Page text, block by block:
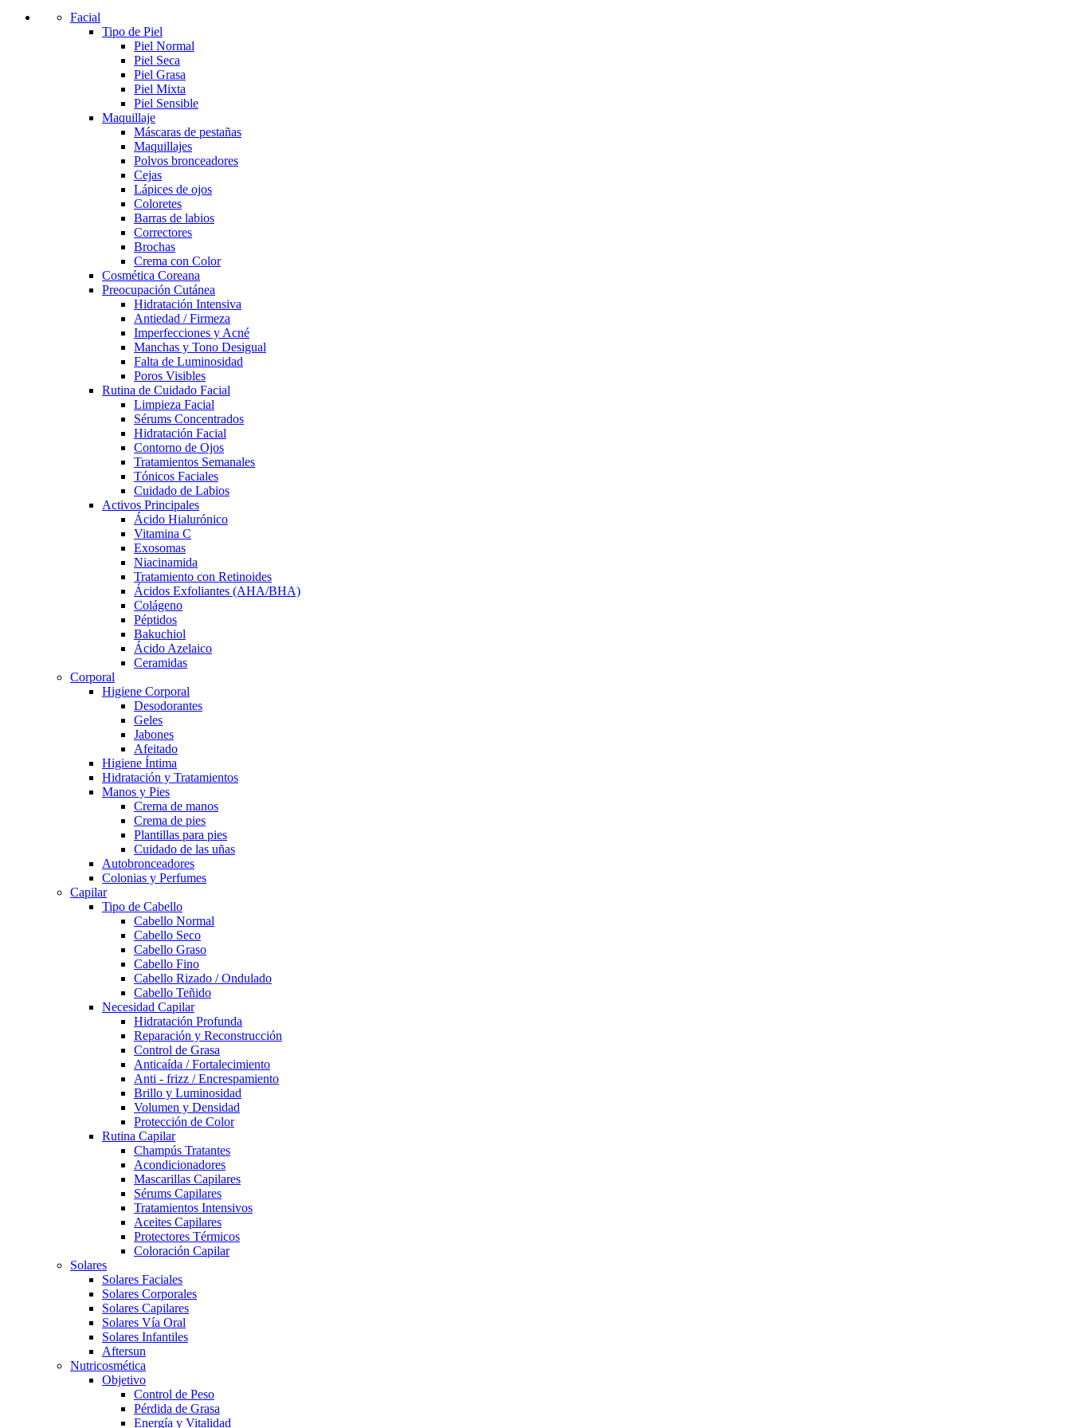
Facial
Tipo de Piel
Piel Normal
Piel Seca
Piel Grasa
Piel Mixta
Piel Sensible
Maquillaje
Máscaras de pestañas
Maquillajes
Polvos bronceadores
Cejas
Lápices de ojos
Coloretes
Barras de labios
Correctores
Brochas
Crema con Color
Cosmética Coreana
Preocupación Cutánea
Hidratación Intensiva
Antiedad / Firmeza
Imperfecciones y Acné
Manchas y Tono Desigual
Falta de Luminosidad
Poros Visibles
Rutina de Cuidado Facial
Limpieza Facial
Sérums Concentrados
Hidratación Facial
Contorno de Ojos
Tratamientos Semanales
Tónicos Faciales
Cuidado de Labios
Activos Principales
Ácido Hialurónico
Vitamina C
Exosomas
Niacinamida
Tratamiento con Retinoides
Ácidos Exfoliantes (AHA/BHA)
Colágeno
Péptidos
Bakuchiol
Ácido Azelaico
Ceramidas
Corporal
Higiene Corporal
Desodorantes
Geles
Jabones
Afeitado
Higiene Íntima
Hidratación y Tratamientos
Manos y Pies
Crema de manos
Crema de pies
Plantillas para pies
Cuidado de las uñas
Autobronceadores
Colonias y Perfumes
Capilar
Tipo de Cabello
Cabello Normal
Cabello Seco
Cabello Graso
Cabello Fino
Cabello Rizado / Ondulado
Cabello Teñido
Necesidad Capilar
Hidratación Profunda
Reparación y Reconstrucción
Control de Grasa
Anticaída / Fortalecimiento
Anti - frizz / Encrespamiento
Brillo y Luminosidad
Volumen y Densidad
Protección de Color
Rutina Capilar
Champús Tratantes
Acondicionadores
Mascarillas Capilares
Sérums Capilares
Tratamientos Intensivos
Aceites Capilares
Protectores Térmicos
Coloración Capilar
Solares
Solares Faciales
Solares Corporales
Solares Capilares
Solares Vía Oral
Solares Infantiles
Aftersun
Nutricosmética
Objetivo
Control de Peso
Pérdida de Grasa
Energía y Vitalidad